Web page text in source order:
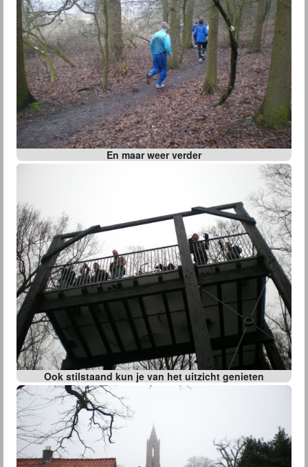
En maar weer verder
Ook stilstaand kun je van het uitzicht genieten